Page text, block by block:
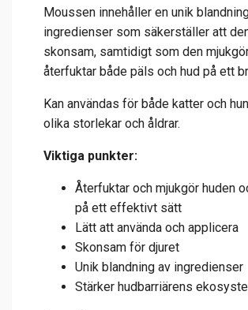
Moussen innehåller en unik
ingredienser som säkerställer att
skonsam, samtidigt som den
återfuktar både päls och hud på ett
Kan användas för både katter och
olika storlekar och åldrar.
Viktiga punkter:
Återfuktar och mjukgör huden
på ett effektivt sätt
Lätt att använda och applicera
Skonsam för djuret
Unik blandning av ingredienser
Stärker hudbarriärens